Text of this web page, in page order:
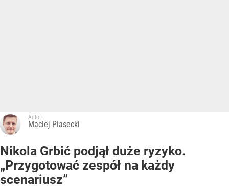
Autor:
Maciej Piasecki
Nikola Grbić podjął duże ryzyko.
„Przygotować zespół na każdy
scenariusz”